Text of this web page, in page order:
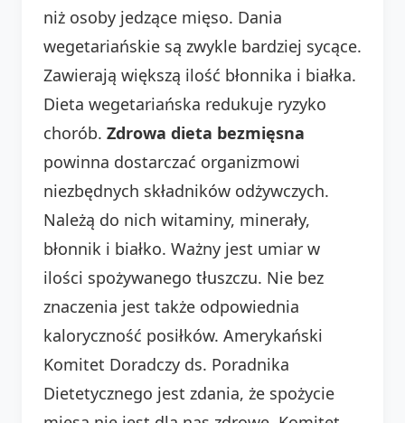
niż osoby jedzące mięso. Dania
wegetariańskie są zwykle bardziej sycące.
Zawierają większą ilość błonnika i białka.
Dieta wegetariańska redukuje ryzyko
chorób. Zdrowa dieta bezmięsna
powinna dostarczać organizmowi
niezbędnych składników odżywczych.
Należą do nich witaminy, minerały,
błonnik i białko. Ważny jest umiar w
ilości spożywanego tłuszczu. Nie bez
znaczenia jest także odpowiednia
kaloryczność posiłków. Amerykański
Komitet Doradczy ds. Poradnika
Dietetycznego jest zdania, że spożycie